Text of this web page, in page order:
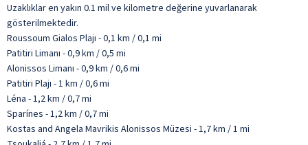
Uzaklıklar en yakın 0.1 mil ve kilometre değerine yuvarlanarak
gösterilmektedir.
Roussoum Gialos Plajı - 0,1 km / 0,1 mi
Patitiri Limanı - 0,9 km / 0,5 mi
Alonissos Limanı - 0,9 km / 0,6 mi
Patitiri Plajı - 1 km / 0,6 mi
Léna - 1,2 km / 0,7 mi
Sparínes - 1,2 km / 0,7 mi
Kostas and Angela Mavrikis Alonissos Müzesi - 1,7 km / 1 mi